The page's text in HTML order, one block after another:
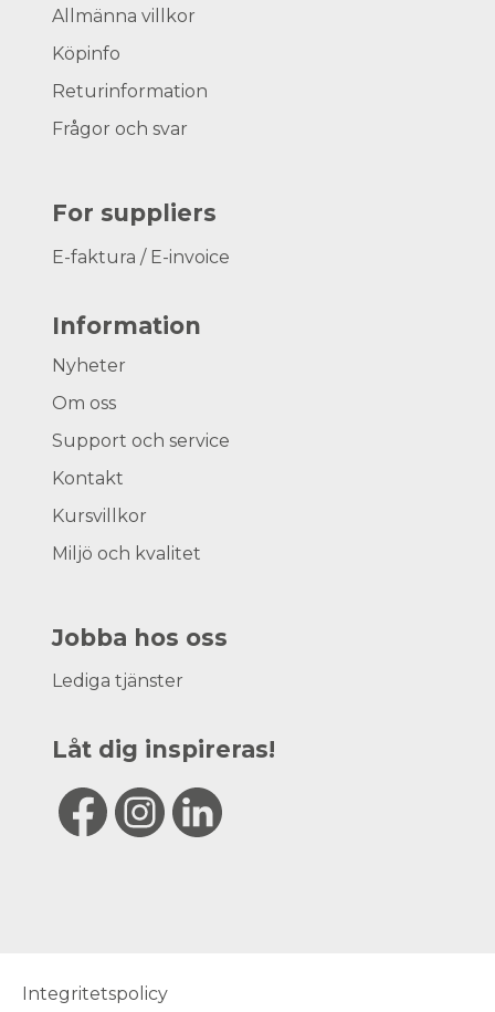
Allmänna villkor
Köpinfo
Returinformation
Frågor och svar
For suppliers
E-faktura / E-invoice
Information
Nyheter
Om oss
Support och service
Kontakt
Kursvillkor
Miljö och kvalitet
Jobba hos oss
Lediga tjänster
Låt dig inspireras!
Integritetspolicy